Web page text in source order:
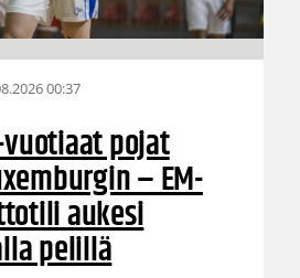
00:37
pojat
– EM-
aukesi
pelillä